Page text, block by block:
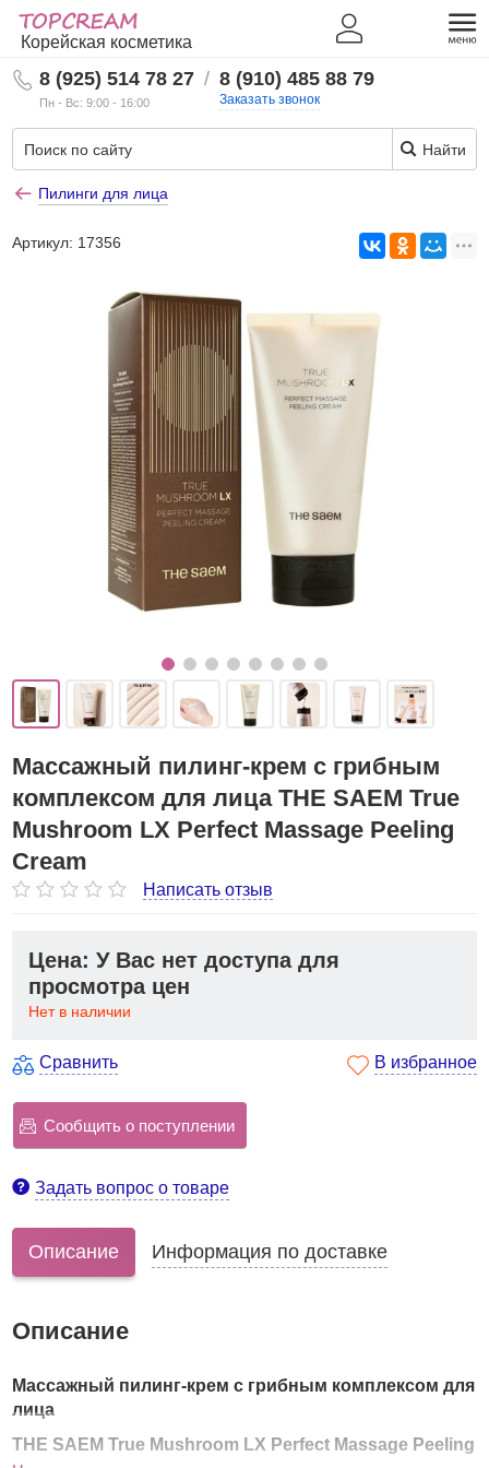
Корейская косметика
8 (925) 514 78 27
Пн - Вс: 9:00 - 16:00
/ 8 (910) 485 88 79
Заказать звонок
Найти
Пилинги для лица
Артикул: 17356
Массажный пилинг-крем с грибным
комплексом для лица THE SAEM True
Mushroom LX Perfect Massage Peeling
Cream
Написать отзыв
Цена: У Вас нет доступа для
просмотра цен
Нет в наличии
Сравнить В избранное
Сообщить о поступлении
Задать вопрос о товаре
Описание Информация по доставке
Описание
Массажный пилинг-крем с грибным комплексом для
лица
THE SAEM True Mushroom LX Perfect Massage Peeling